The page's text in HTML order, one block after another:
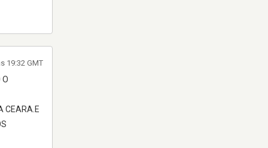
O
CEARA.E
19:32 GMT